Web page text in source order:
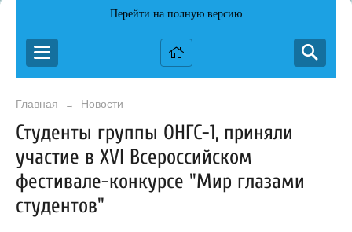
Перейти на полную версию
Главная → Новости
Студенты группы ОНГС-1, приняли
участие в XVI Всероссийском
фестивале-конкурсе "Мир глазами
студентов"